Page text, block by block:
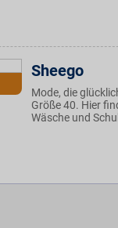
Sheego
Mode, die
Größe 40. Hier
Wäsche und